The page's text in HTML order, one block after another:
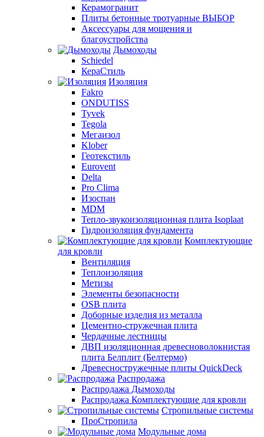
Керамогранит
Плиты бетонные тротуарные ВЫБОР
Аксессуары для мощения и
благоустройства
Дымоходы
Schiedel
КераСтиль
Изоляция
Fakro
ONDUTISS
Tyvek
Tegola
Мегаизол
Klober
Геотекстиль
Eurovent
Delta
Pro Clima
Изоспан
MDM
Тепло-звукоизоляционная плита Isoplaat
Гидроизоляция фундамента
Комплектующие
для кровли
Вентиляция
Теплоизоляция
Метизы
Элементы безопасности
OSB плита
Доборные изделия из металла
Цементно-стружечная плита
Чердачные лестницы
ДВП изоляционная древесноволокнистая
плита Белплит (Белтермо)
Древесностружечные плиты QuickDeck
Распродажа
Распродажа Дымоходы
Распродажа Комплектующие для кровли
Стропильные системы
ПроСтропила
Модульные дома